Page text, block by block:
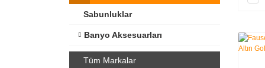
Sabunluklar
Banyo Aksesuarları
Tüm Markalar